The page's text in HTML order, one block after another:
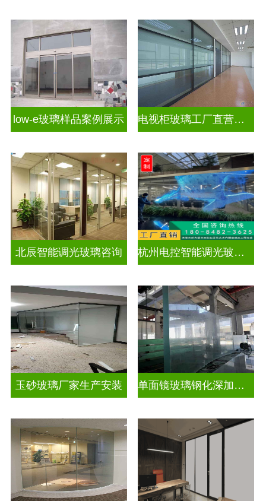
low-e玻璃样品案例展示 电视柜玻璃工厂直营生产
北辰智能调光玻璃咨询 杭州电控智能调光玻璃厂招聘
玉砂玻璃厂家生产安装 单面镜玻璃钢化深加工玻璃